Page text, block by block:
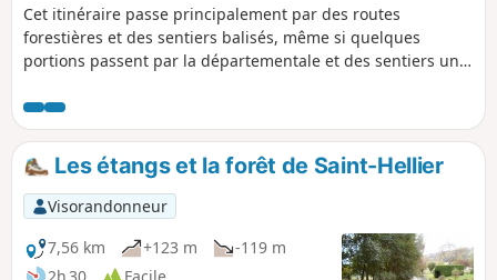
Cet itinéraire passe principalement par des routes
forestières et des sentiers balisés, même si quelques
portions passent par la départementale et des sentiers un
randonneurs avisés et bien équipés, surtout si la météo
n'est pas très accueillante, même si aucune portion ne
présente de grandes difficultés techniques.Attention, les
escargots et les amphibiens sont nombreux alors regardez
où vous marchez.Attention ! Vu la longueur de cette
randonnée, il est impératif de ne pas se perdre : GPS ou
application Visorando recommandé. De plus, des variantes
peuvent être utiles à plusieurs endroits.
Les étangs et la forêt de Saint-Hellier
Visorandonneur
7,56 km
+123 m
-119 m